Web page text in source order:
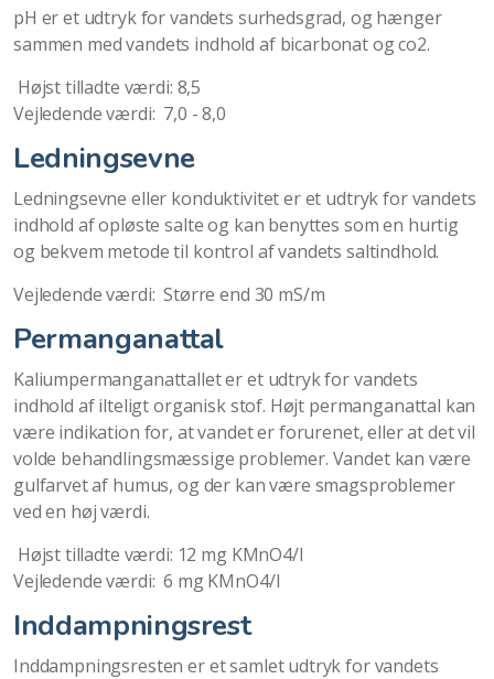
pH er et udtryk for vandets surhedsgrad, og hænger
sammen med vandets indhold af bicarbonat og co2.
Højst tilladte værdi: 8,5
Vejledende værdi: 7,0 - 8,0
Ledningsevne
Ledningsevne eller konduktivitet er et udtryk for vandets
indhold af opløste salte og kan benyttes som en hurtig
og bekvem metode til kontrol af vandets saltindhold.
Vejledende værdi: Større end 30 mS/m
Permanganattal
Kaliumpermanganattallet er et udtryk for vandets
indhold af ilteligt organisk stof. Højt permanganattal kan
være indikation for, at vandet er forurenet, eller at det vil
volde behandlingsmæssige problemer. Vandet kan være
gulfarvet af humus, og der kan være smagsproblemer
ved en høj værdi.
Højst tilladte værdi: 12 mg KMnO4/l
Vejledende værdi: 6 mg KMnO4/l
Inddampningsrest
Inddampningsresten er et samlet udtryk for vandets